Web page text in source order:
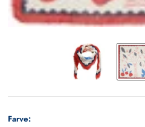
Farve: